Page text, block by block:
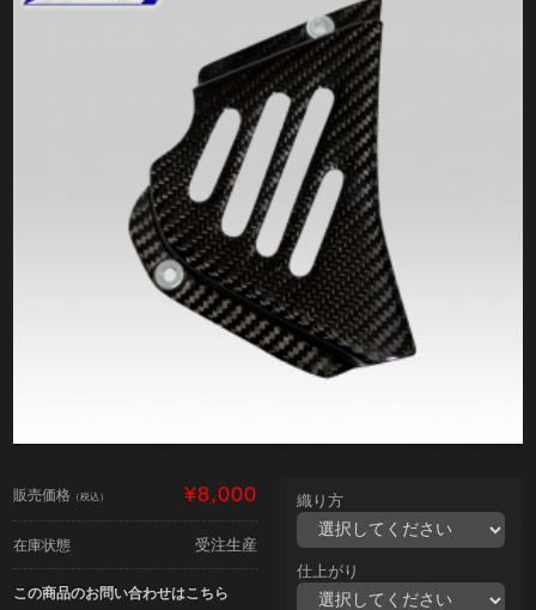
販売価格 （税込） ¥8,000
在庫状態 受注生産
この商品のお問い合わせはこちら
織り方
仕上がり